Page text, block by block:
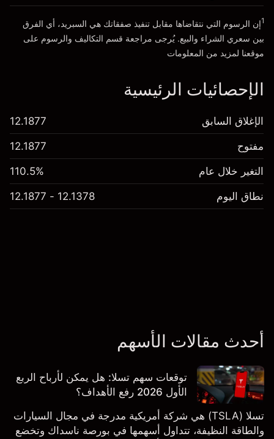
انتقل إلى المنصة
1إن الرسوم التي نتقاضاها مقابل تنفيذ صفقاتك هي السبريد، أي الفرق
بين سعري الشراء والبيع. يُرجى مراجعة قسم التكاليف والرسوم على
موقعنا لمزيد من المعلومات
الإحصائيات الرئيسية
الإغلاق السابق 12.1877
مفتوح 12.1877
التغير خلال عام 110.5%
نطاق اليوم 12.1378 - 12.1877
أحدث مقالات الأسهم
توقعات سهم تسلا: هل يمكن لأرباح الربع
الأول 2026 رفع الأهداف؟
تسلا (TSLA) هي شركة أمريكية مدرجة في مجال السيارات
والطاقة النظيفة، تتداول أسهمها في بورصة ناسداك وتخضع